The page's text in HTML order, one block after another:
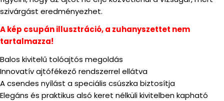
szivárgást eredményezhet.
A kép csupán illusztráció, a zuhanyszettet nem
tartalmazza!
Balos kivitelű tolóajtós megoldás
Innovatív ajtófékező rendszerrel ellátva
A csendes nyílást a speciális csúszka biztosítja
Elegáns és praktikus alsó keret nélküli kivitelben kapható